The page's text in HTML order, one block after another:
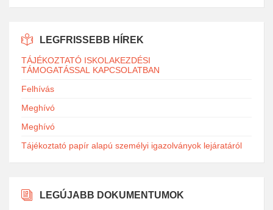
LEGFRISSEBB HÍREK
TÁJÉKOZTATÓ ISKOLAKEZDÉSI
TÁMOGATÁSSAL KAPCSOLATBAN
Felhívás
Meghívó
Meghívó
Tájékoztató papír alapú személyi igazolványok lejáratáról
LEGÚJABB DOKUMENTUMOK